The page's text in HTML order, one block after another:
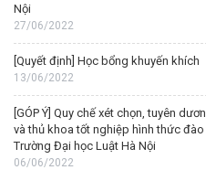
Nội
27/06/2022
[Quyết định] Học bổng khuyến khích
13/06/2022
[GÓP Ý] Quy chế xét chọn, tuyên
và thủ khoa tốt nghiệp hình thức
Trường Đại học Luật Hà Nội
06/06/2022